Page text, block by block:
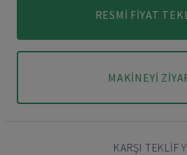
RESMI FIYAT
MAKINEYI
KARŞI TEKLIF